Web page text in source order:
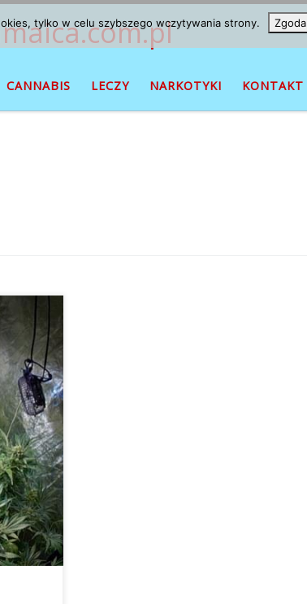
CANNABIS LECZY NARKOTYKI KONTAKT
i
tylko w celu szybszego wczytywania strony. Zgoda